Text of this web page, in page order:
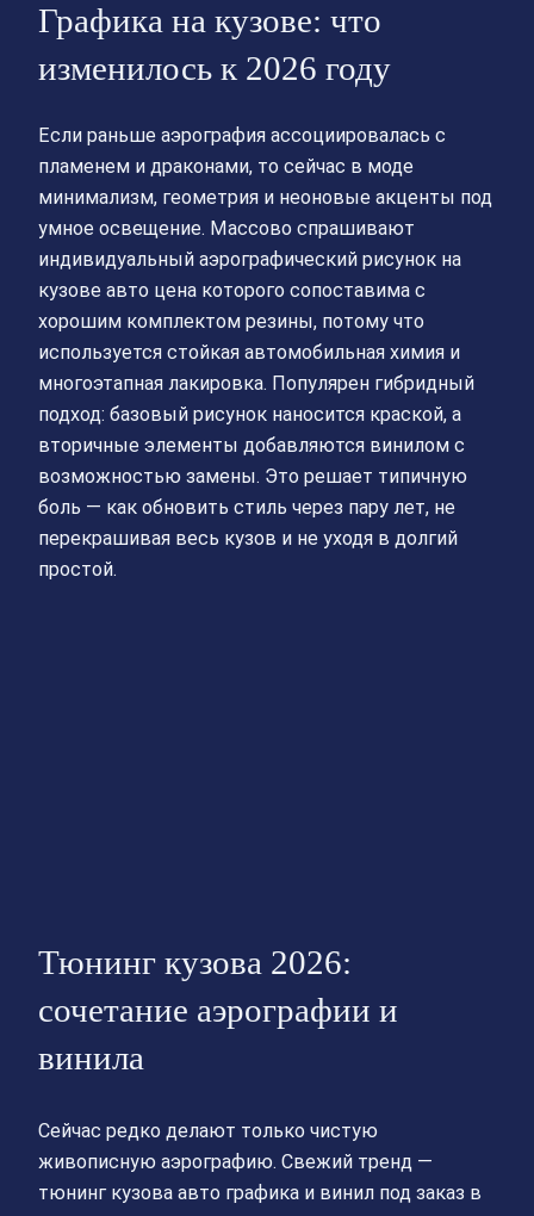
Графика на кузове: что
изменилось к 2026 году
Если раньше аэрография ассоциировалась с
пламенем и драконами, то сейчас в моде
минимализм, геометрия и неоновые акценты под
умное освещение. Массово спрашивают
индивидуальный аэрографический рисунок на
кузове авто цена которого сопоставима с
хорошим комплектом резины, потому что
используется стойкая автомобильная химия и
многоэтапная лакировка. Популярен гибридный
подход: базовый рисунок наносится краской, а
вторичные элементы добавляются винилом с
возможностью замены. Это решает типичную
боль — как обновить стиль через пару лет, не
перекрашивая весь кузов и не уходя в долгий
простой.
Тюнинг кузова 2026:
сочетание аэрографии и
винила
Сейчас редко делают только чистую
живописную аэрографию. Свежий тренд —
тюнинг кузова авто графика и винил под заказ в